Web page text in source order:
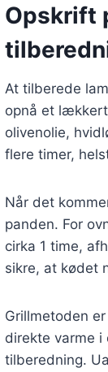
Opskrift
At tilberede
opnå et
olivenolie,
flere timer,
Når det
panden. For
cirka 1 time,
sikre, at kødet
Grillmetoden
direkte varme
tilberedning.